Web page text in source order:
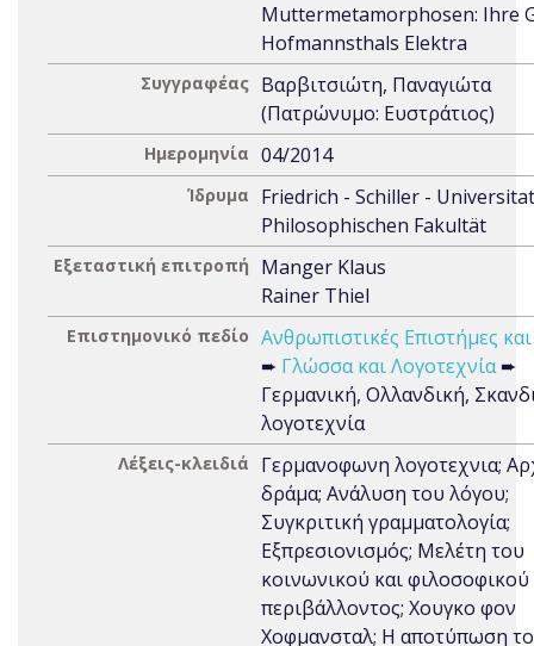
Muttermetamorphosen: Ihre
Hofmannsthals Elektra
Συγγραφέας Βαρβιτσιώτη, Παναγιώτα
(Πατρώνυμο: Ευστράτιος)
Ημερομηνία 04/2014
Ίδρυμα
Friedrich - Schiller -
Philosophischen Fakultät
Εξεταστική επιτροπή
Manger Klaus
Rainer Thiel
Επιστημονικό πεδίο Ανθρωπιστικές Επιστήμες
➨ Γλώσσα και Λογοτεχνία➨
Γερμανική, Ολλανδική,
λογοτεχνία
Λέξεις-κλειδιά
Γερμανοφωνη λογοτεχνια;
δράμα; Ανάλυση του λόγου;
Συγκριτική γραμματολογία;
Εξπρεσιονισμός; Μελέτη του
κοινωνικού και φιλοσοφικού
περιβάλλοντος; Χουγκο φον
Χοφμανσταλ; Η αποτύπωση